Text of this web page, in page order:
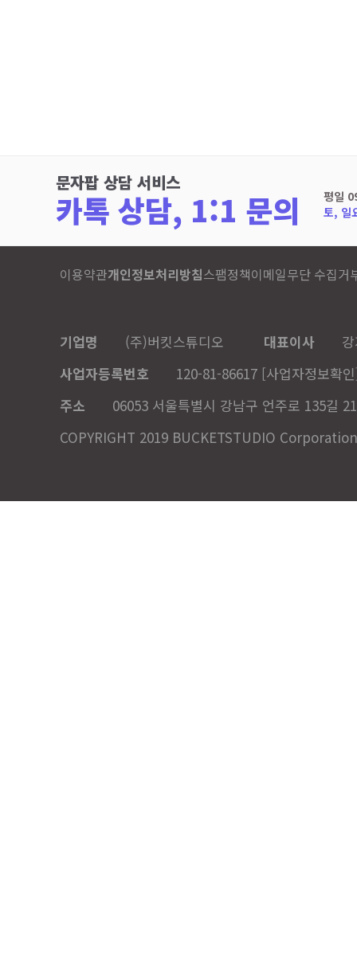
문자팝 상담 서비스
카톡 상담, 1:1 문의
평일
토, 일
이용약관개인정보처리방침스팸정책이메일무단 수집거
기업명 (주)버킷스튜디오 대표이사
사업자등록번호
120-81-86617 [사업자정보확
주소
06053 서울특별시 강남구 언주로 135길 21
COPYRIGHT 2019 BUCKETSTUDIO